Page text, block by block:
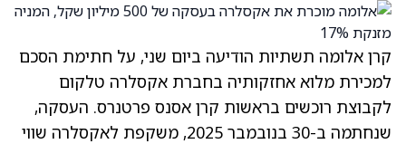
קרן אלומה תשתיות הודיעה ביום שני, על חתימת הסכם
למכירת מלוא אחזקותיה בחברת אקסלרה טלקום
לקבוצת רוכשים בראשות קרן אסנס פרטנרס. העסקה,
שנחתמה ב-30 בנובמבר 2025, משקפת לאקסלרה שווי